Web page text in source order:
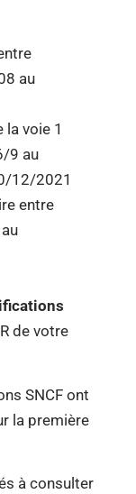
au
la voie 1
9 au
12/2021
entre
de votre
SNCF ont
la première
à consulter